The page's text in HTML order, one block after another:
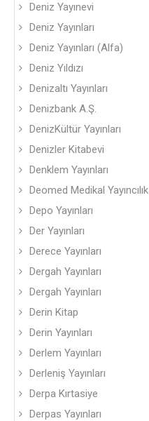
Deniz Yayınevi
Deniz Yayınları
Deniz Yayınları (Alfa)
Deniz Yıldızı
Denizaltı Yayınları
Denizbank A.Ş.
DenizKültür Yayınları
Denizler Kitabevi
Denklem Yayınları
Deomed Medikal Yayıncılık
Depo Yayınları
Der Yayınları
Derece Yayınları
Dergah Yayınları
Dergah Yayınları
Derin Kitap
Derin Yayınları
Derlem Yayınları
Derleniş Yayınları
Derpa Kırtasiye
Derpas Yayınları